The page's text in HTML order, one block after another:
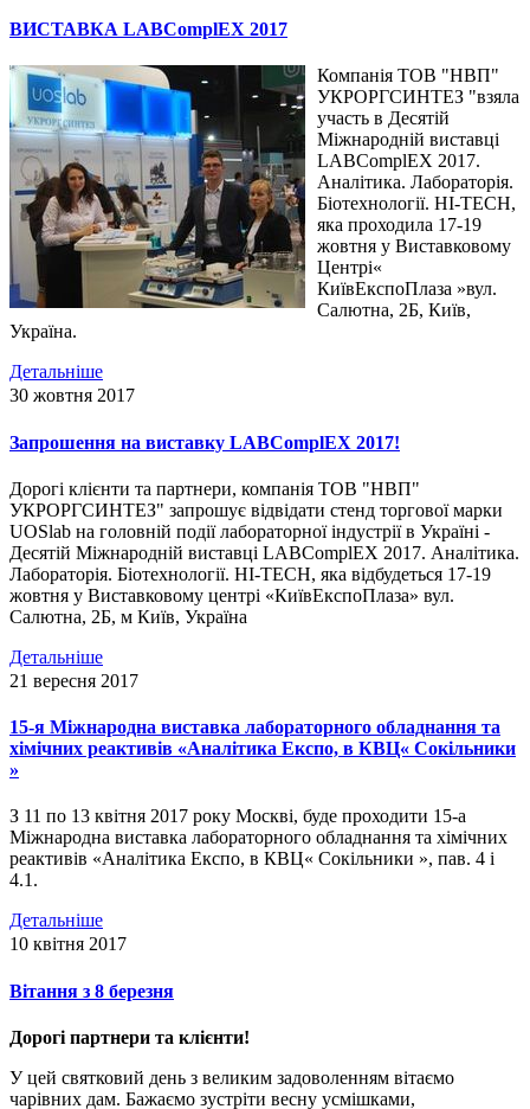
ВИСТАВКА LABComplEX 2017
Компанія ТОВ "НВП"
УКРОРГСИНТЕЗ "взяла
участь в Десятій
Міжнародній виставці
LABComplEX 2017.
Аналітика. Лабораторія.
Біотехнології. HI-TECH,
яка проходила 17-19
жовтня у Виставковому
Центрі«
КиївЕкспоПлаза »вул.
Салютна, 2Б, Київ,
Україна.
Детальніше
30 жовтня 2017
Запрошення на виставку LABComplEX 2017!
Дорогі клієнти та партнери, компанія ТОВ "НВП"
УКРОРГСИНТЕЗ" запрошує відвідати стенд торгової марки
UOSlab на головній події лабораторної індустрії в Україні -
Десятій Міжнародній виставці LABComplEX 2017. Аналітика.
Лабораторія. Біотехнології. HI-TECH, яка відбудеться 17-19
жовтня у Виставковому центрі «КиївЕкспоПлаза» вул.
Салютна, 2Б, м Київ, Україна
Детальніше
21 вересня 2017
15-я Міжнародна виставка лабораторного обладнання та
хімічних реактивів «Аналітика Експо, в КВЦ« Сокільники
»
З 11 по 13 квітня 2017 року Москві, буде проходити 15-а
Міжнародна виставка лабораторного обладнання та хімічних
реактивів «Аналітика Експо, в КВЦ« Сокільники », пав. 4 і
4.1.
Детальніше
10 квітня 2017
Вітання з 8 березня
Дорогі партнери та клієнти!
У цей святковий день з великим задоволенням вітаємо
чарівних дам. Бажаємо зустріти весну усмішками,